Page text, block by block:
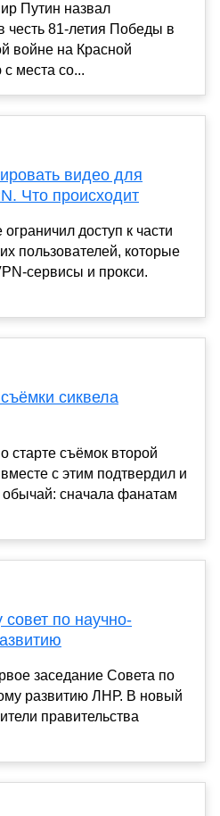
Путин назвал
81-летия Победы в
войне на Красной
места со...
видео для
Что происходит
доступ к части
пользователей, которые
сервисы и прокси.
сиквела
старте съёмок второй
с этим подтвердил и
обычай: сначала фанатам
по научно-
заседание Совета по
развитию ЛНР. В новый
правительства